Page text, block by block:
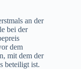
an der
bei der
dem
mit dem der
beteiligt ist.